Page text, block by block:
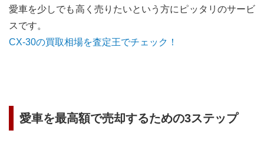
愛車を少しでも高く売りたいという方にピッタリのサービ
スです。
CX-30の買取相場を査定王でチェック！
愛車を最高額で売却するための3ステップ